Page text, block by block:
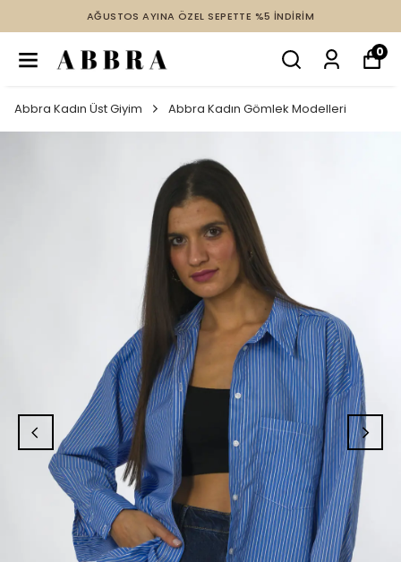
AĞUSTOS AYINA ÖZEL SEPETTE %5 İNDİRİM
0
Abbra Kadın Üst Giyim Abbra Kadın Gömlek Modelleri